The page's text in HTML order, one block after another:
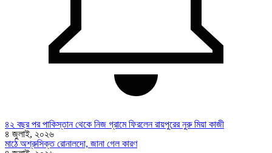
৪২ বছর পর পাকিস্তান থেকে নিজ গ্রামে ফিরলেন রায়পুরের নুরু মিয়া কাজী
৪ জুলাই, ২০২৬
মাঠে অশ্রুসিক্ত রোনালদো, জানা গেল কারণ